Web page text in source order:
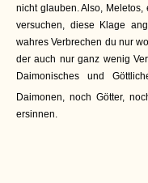
nicht glauben. Also,
versuchen, diese Klage
wahres Verbrechen du nur
der auch nur ganz wenig
Daimonisches und
Daimonen, noch Götter,
ersinnen.